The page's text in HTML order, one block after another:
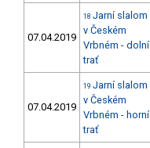
07.04.2019
18 Jarní slalom
v Českém
Vrbném - dolní
trať
07.04.2019
19 Jarní slalom
v Českém
Vrbném - horní
trať